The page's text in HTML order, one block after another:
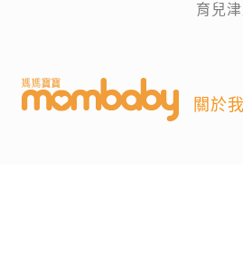
育兒
關於